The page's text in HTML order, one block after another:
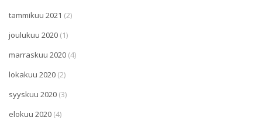
tammikuu 2021 (2)
joulukuu 2020 (1)
marraskuu 2020 (4)
lokakuu 2020 (2)
syyskuu 2020 (3)
elokuu 2020 (4)